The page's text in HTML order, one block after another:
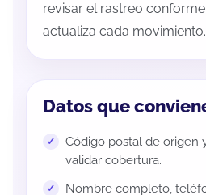
revisar el rastreo
actualiza cada movimiento.
Datos que
Código postal de origen
validar cobertura.
Nombre completo,